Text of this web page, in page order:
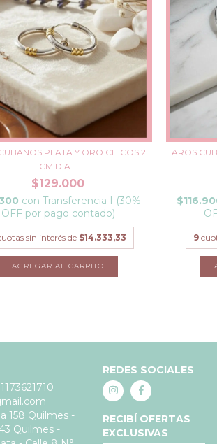
PLATA Y ORO CHICOS 2
CM DIA...
$129.000
con Transferencia I (30%
OFF por pago contado)
sin interés de $14.333,33
AROS
9
158 Quilmes -
Quilmes -
REDES SOCIALES
RECIBÍ OFERTAS
EXCLUSIVAS